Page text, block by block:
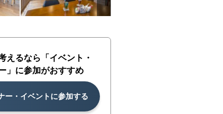
えるなら「イベント・
」に参加がおすすめ
ー・イベントに参加する